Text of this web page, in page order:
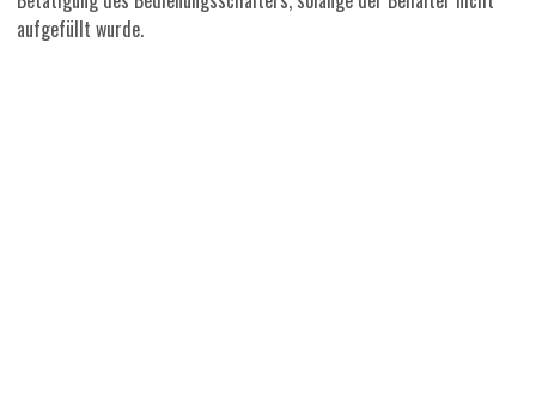
aufgefüllt wurde.